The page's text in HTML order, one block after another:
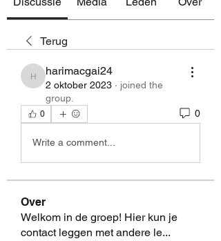
Terug
harimacgai24
harimacgai24
2 oktober 2023 · joined the
group.
0 0
Write a comment...
Over
Welkom in de groep! Hier kun je
contact leggen met andere le...